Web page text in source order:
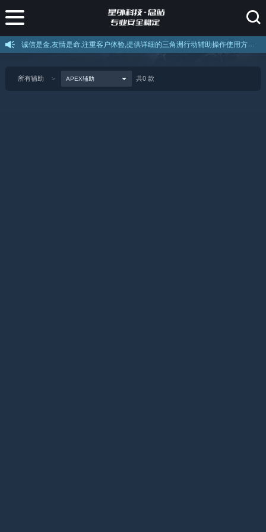
诚信是金,友情是命,注重客户体验,提供详细的三角洲行动辅助操作使用方法和售后服务,如果不会使用可以叫客服远程教你使用。
所有辅助 共0 款